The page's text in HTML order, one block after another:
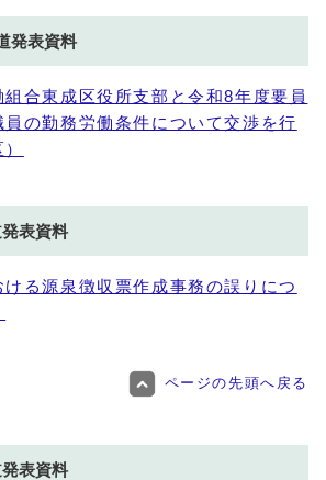
発表資料
合東成区役所支部と令和8年度要員
の勤務労働条件について交渉を行
表資料
る源泉徴収票作成事務の誤りにつ
ページの先頭へ戻る
表資料